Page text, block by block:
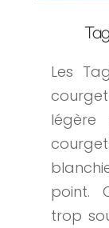
Les
point.
trop